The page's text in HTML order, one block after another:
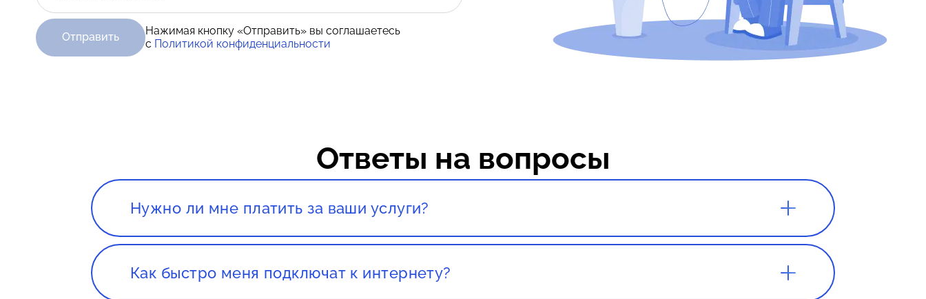
Отправить
Нажимая кнопку «Отправить» вы соглашаетесь
с Политикой конфиденциальности
Ответы на вопросы
Нужно ли мне платить за ваши услуги?
Нет. Сервис, а так же консультация со специалистом полностью бесплатны!
Как быстро меня подключат к интернету?